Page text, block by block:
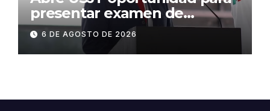
presentar examen de
admisión, este sábado
6 DE AGOSTO DE 2026